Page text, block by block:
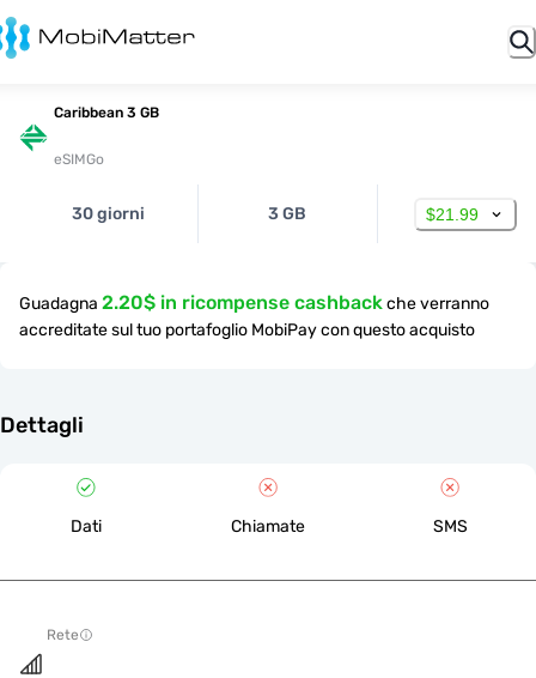
Caribbean 3 GB
eSIMGo
30 giorni 3 GB $21.99
Guadagna 2.20$ in ricompense cashbackche verranno
accreditate sul tuo portafoglio MobiPay con questo acquisto
Dettagli
Dati Chiamate SMS
Rete